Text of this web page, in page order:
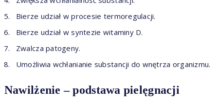
Bierze udział w procesie termoregulacji.
Bierze udział w syntezie witaminy D.
Zwalcza patogeny.
Umożliwia wchłanianie substancji do wnętrza organizmu.
Nawilżenie – podstawa pielęgnacji